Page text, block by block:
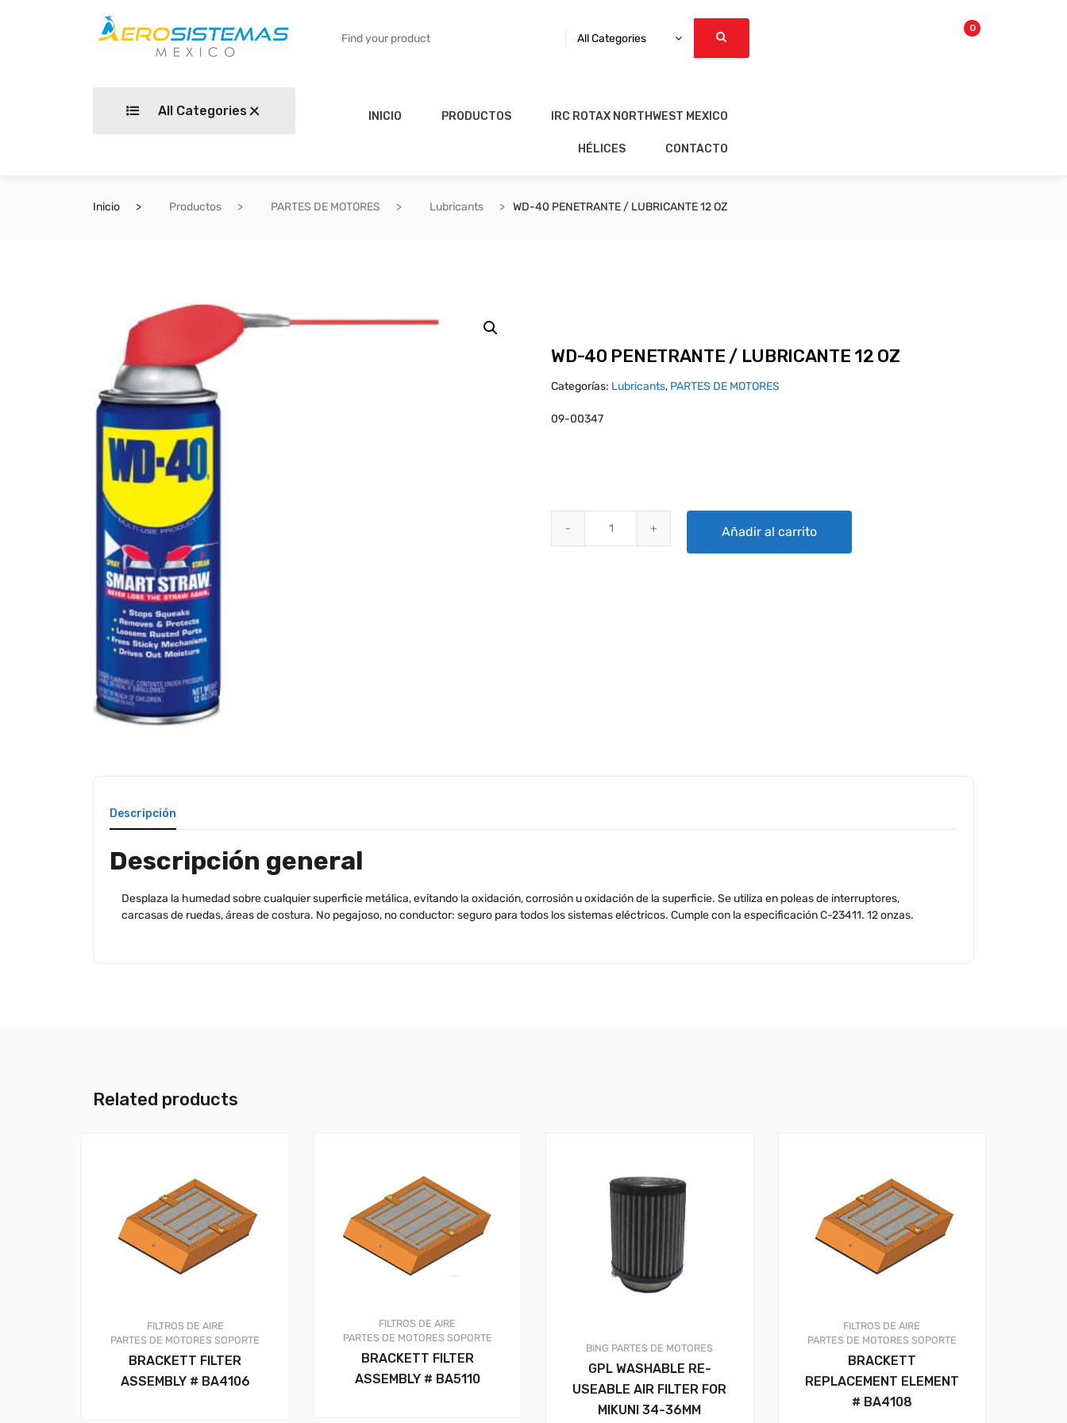
All Categories
0
All Categories INICIO PRODUCTOS IRC ROTAX NORTHWEST MEXICO
HÉLICES CONTACTO
Inicio Productos PARTES DE MOTORES Lubricants WD-40 PENETRANTE / LUBRICANTE 12 OZ
WD-40 PENETRANTE / LUBRICANTE 12 OZ
Categorías: Lubricants, PARTES DE MOTORES
09-00347
Añadir al carrito
Descripción
Descripción general
Desplaza la humedad sobre cualquier superficie metálica, evitando la oxidación, corrosión u oxidación de la superficie. Se utiliza en poleas de interruptores,
carcasas de ruedas, áreas de costura. No pegajoso, no conductor: seguro para todos los sistemas eléctricos. Cumple con la especificación C-23411. 12 onzas.
Related products
FILTROS DE AIRE
PARTES DE MOTORES SOPORTE
BRACKETT FILTER
ASSEMBLY # BA4106
FILTROS DE AIRE
PARTES DE MOTORES SOPORTE
BRACKETT FILTER
ASSEMBLY # BA5110
BING PARTES DE MOTORES
GPL WASHABLE RE-
USEABLE AIR FILTER FOR
MIKUNI 34-36MM
FILTROS DE AIRE
PARTES DE MOTORES SOPORTE
BRACKETT
REPLACEMENT ELEMENT
# BA4108